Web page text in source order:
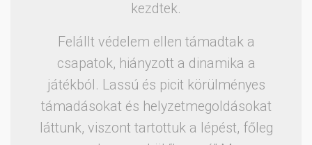
kezdtek.
Felállt védelem ellen támadtak a
csapatok, hiányzott a dinamika a
játékból. Lassú és picit körülményes
támadásokat és helyzetmegoldásokat
láttunk, viszont tartottuk a lépést, főleg